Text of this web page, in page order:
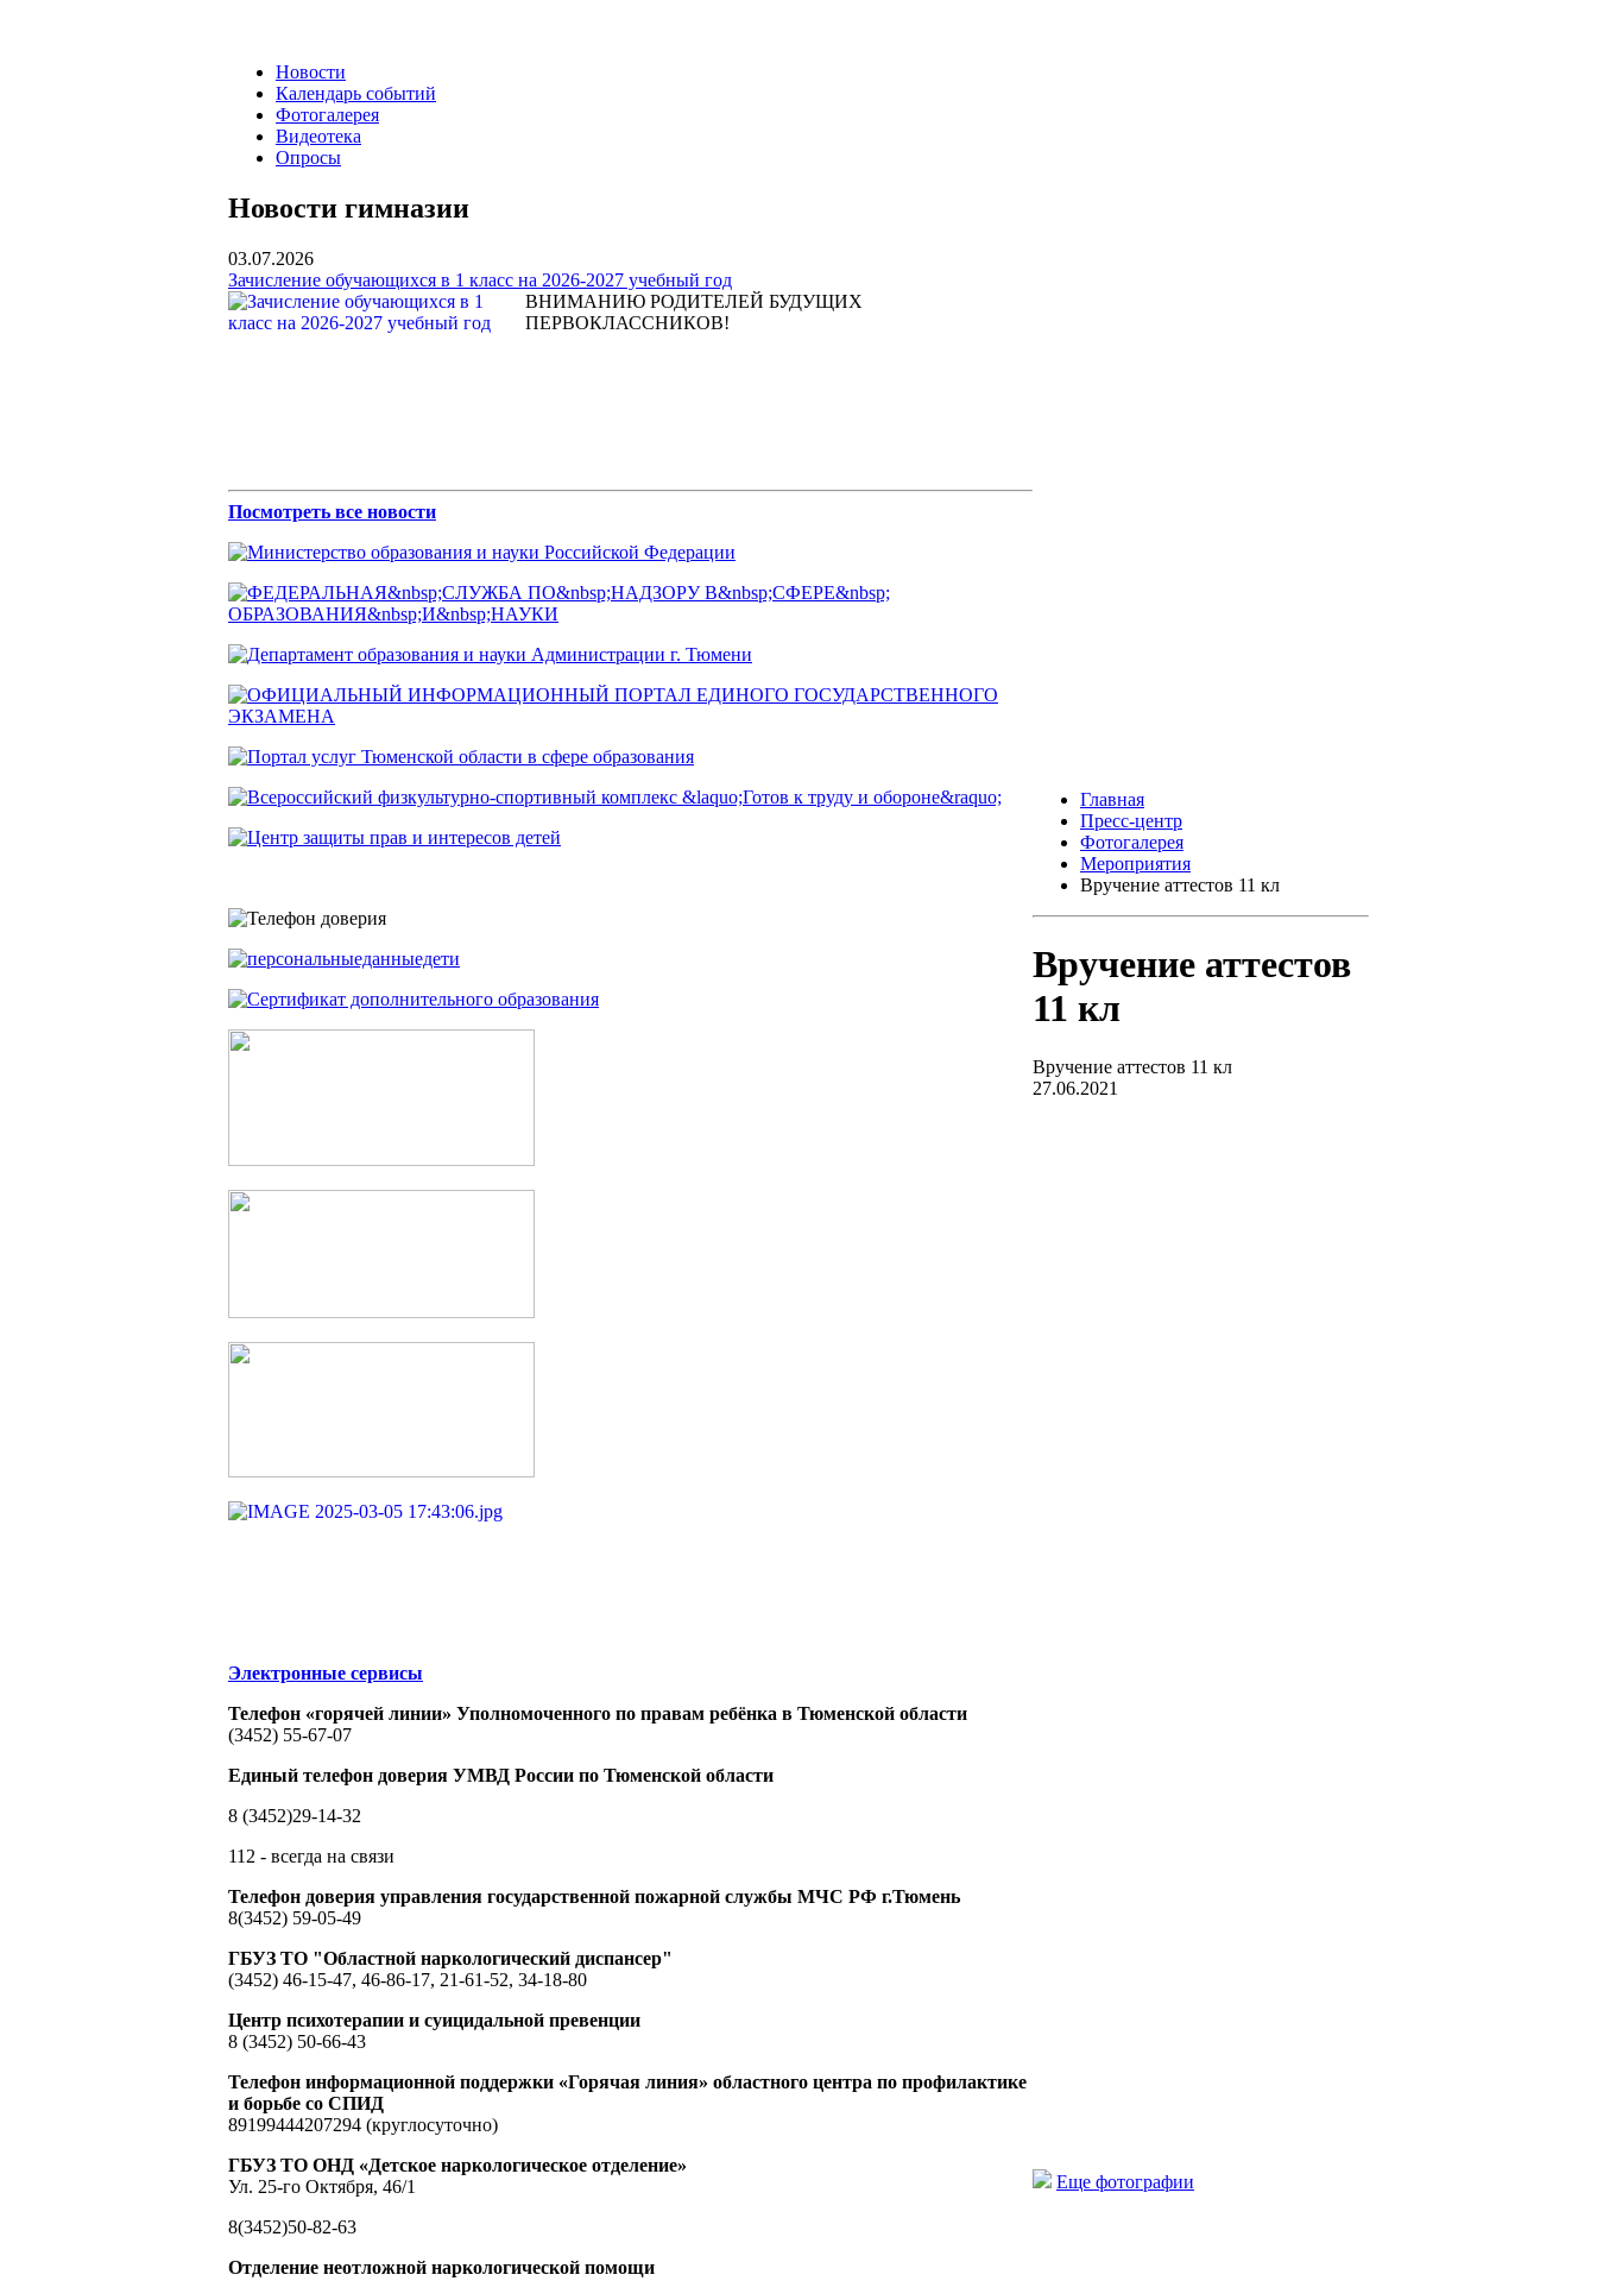
Новости
Календарь событий
Фотогалерея
Видеотека
Опросы
Новости гимназии
03.07.2026
Зачисление обучающихся в 1 класс на 2026-2027 учебный год
ВНИМАНИЮ РОДИТЕЛЕЙ БУДУЩИХ
ПЕРВОКЛАССНИКОВ!
Посмотреть все новости
Электронные сервисы
Телефон «горячей линии» Уполномоченного по правам ребёнка в Тюменской области
(3452) 55-67-07
Единый телефон доверия УМВД России по Тюменской области
8 (3452)29-14-32
112 - всегда на связи
Телефон доверия управления государственной пожарной службы МЧС РФ г.Тюмень
8(3452) 59-05-49
ГБУЗ ТО "Областной наркологический диспансер"
(3452) 46-15-47, 46-86-17, 21-61-52, 34-18-80
Центр психотерапии и суицидальной превенции
8 (3452) 50-66-43
Телефон информационной поддержки «Горячая линия» областного центра по профилактике
и борьбе со СПИД
89199444207294 (круглосуточно)
ГБУЗ ТО ОНД «Детское наркологическое отделение»
Ул. 25-го Октября, 46/1
8(3452)50-82-63
Отделение неотложной наркологической помощи
Главная
Пресс-центр
Фотогалерея
Мероприятия
Вручение аттестов 11 кл
Вручение аттестов
11 кл
Вручение аттестов 11 кл
27.06.2021
Еще фотографии